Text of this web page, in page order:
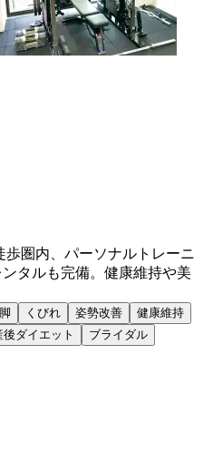
歩圏内、パーソナルトレーニ
タルも完備。健康維持や美
くびれ 姿勢改善
健康維持
後ダイエット ブライダル